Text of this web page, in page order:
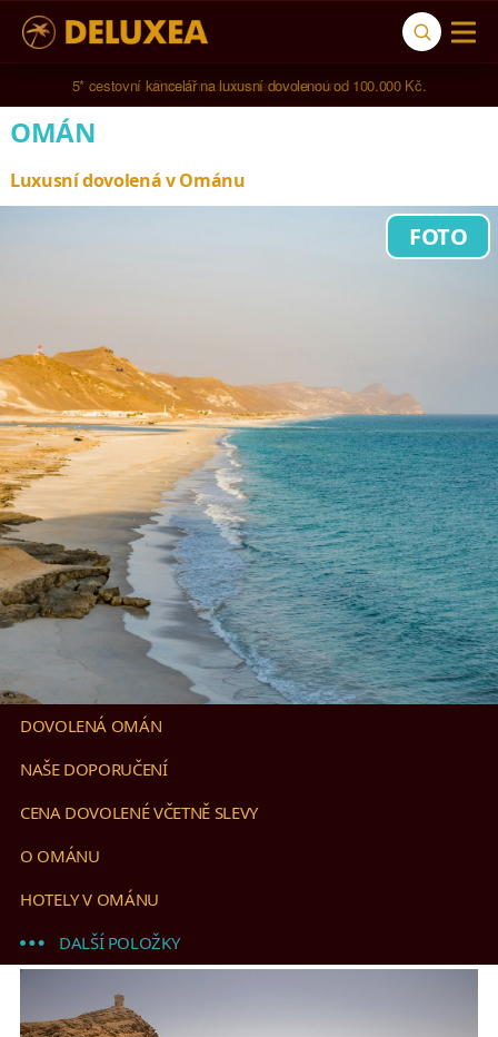
5* cestovní kancelář na luxusní dovolenou od 100.000 Kč.
OMÁN
Luxusní dovolená v Ománu
FOTO
DOVOLENÁ OMÁN
NAŠE DOPORUČENÍ
CENA DOVOLENÉ VČETNĚ SLEVY
O OMÁNU
HOTELY V OMÁNU
DALŠÍ POLOŽKY